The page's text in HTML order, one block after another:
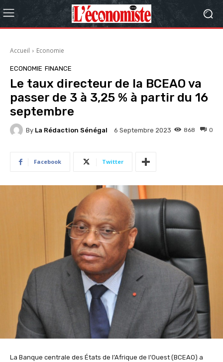
Accueil Economie
ECONOMIE FINANCE
Le taux directeur de la BCEAO va
passer de 3 à 3,25 % à partir du 16
septembre
By La Rédaction Sénégal 6 Septembre 2023 0
868
Facebook Twitter
La Banque centrale des États de l’Afrique de l’Ouest (BCEAO) a